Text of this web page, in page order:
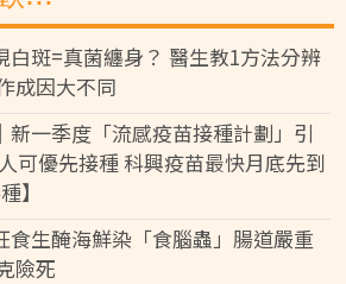
斑=真菌纏身？ 醫生教1方法分辨
成因大不同
新一季度「流感疫苗接種計劃」引
可優先接種 科興疫苗最快月底先到
】
食生醃海鮮染「食腦蟲」腸道嚴重
險死